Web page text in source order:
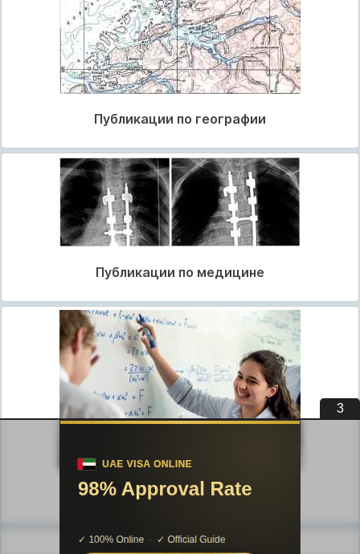
Публикации по географии
Публикации по медицине
Публикации по педагогике
Разделы публикаций
2